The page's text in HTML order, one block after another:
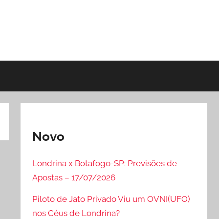
Novo
Londrina x Botafogo-SP: Previsões de
Apostas – 17/07/2026
Piloto de Jato Privado Viu um OVNI(UFO)
nos Céus de Londrina?